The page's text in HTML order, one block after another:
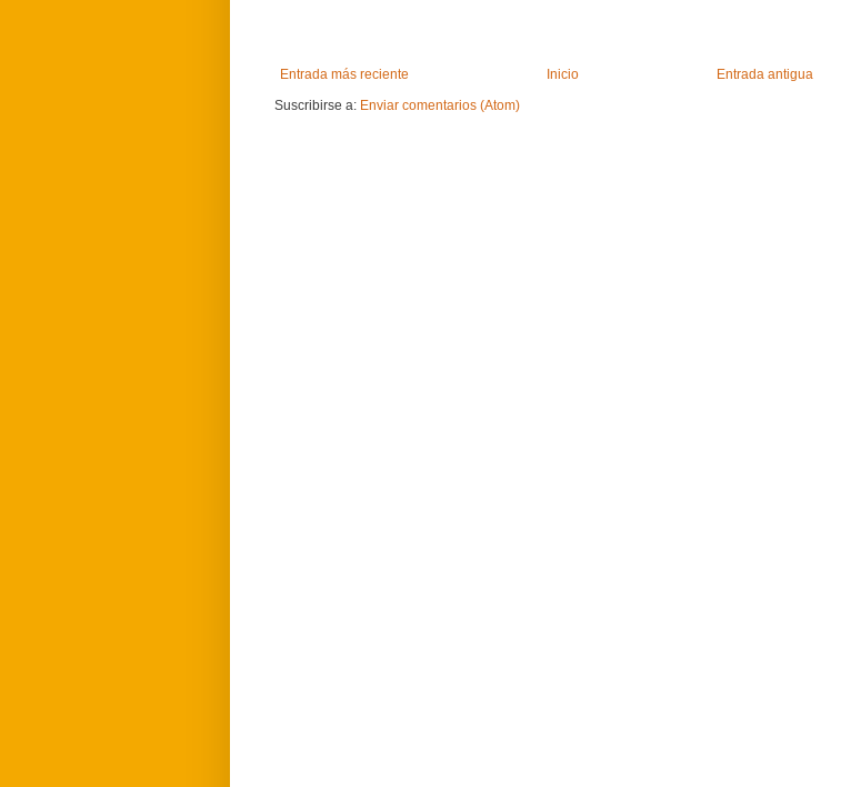
Entrada más reciente Entrada antigua
Inicio
Suscribirse a: Enviar comentarios (Atom)